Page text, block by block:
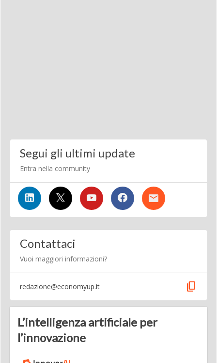
Segui gli ultimi update
Entra nella community
Contattaci
Vuoi maggiori informazioni?
redazione@economyup.it content_copy
L’intelligenza artificiale per
l’innovazione